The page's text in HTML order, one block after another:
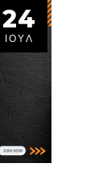
24
ΙΟΎΛ